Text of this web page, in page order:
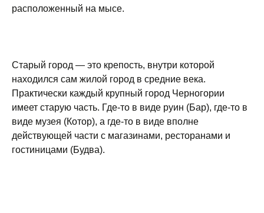
расположенный на мысе.
Старый город — это крепость, внутри которой
находился сам жилой город в средние века.
Практически каждый крупный город Черногории
имеет старую часть. Где-то в виде руин (Бар), где-то в
виде музея (Котор), а где-то в виде вполне
действующей части с магазинами, ресторанами и
гостиницами (Будва).